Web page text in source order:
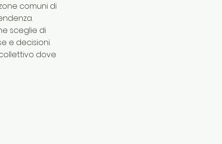
comuni di
sceglie di
e decisioni.
dove